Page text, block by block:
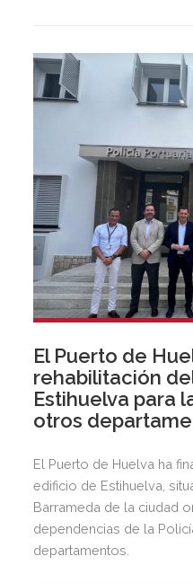
El Puerto de
rehabilitación
Estihuelva para
otros
El Puerto de Huelva ha
edificio de Estihuelva,
Barrameda de la ciudad
dependencias de la
departamentos.